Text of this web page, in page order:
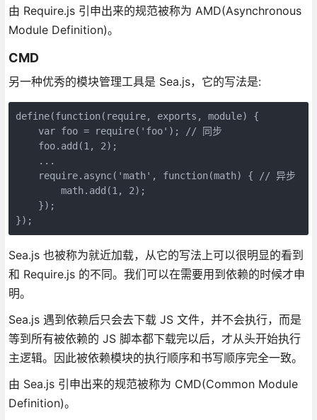
由 Require.js 引申出来的规范被称为 AMD(Asynchronous
Module Definition)。
CMD
另一种优秀的模块管理工具是 Sea.js，它的写法是:
define(function(require, exports, module) {
    var foo = require('foo'); // 同步
    foo.add(1, 2);
    ...
    require.async('math', function(math) { // 异步
        math.add(1, 2);
    });
});
Sea.js 也被称为就近加载，从它的写法上可以很明显的看到
和 Require.js 的不同。我们可以在需要用到依赖的时候才申
明。
Sea.js 遇到依赖后只会去下载 JS 文件，并不会执行，而是
等到所有被依赖的 JS 脚本都下载完以后，才从头开始执行
主逻辑。因此被依赖模块的执行顺序和书写顺序完全一致。
由 Sea.js 引申出来的规范被称为 CMD(Common Module
Definition)。